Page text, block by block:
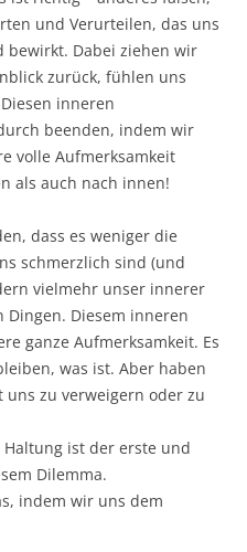
und Verurteilen, das uns
bewirkt. Dabei ziehen wir
zurück, fühlen uns
inneren
beenden, indem wir
volle Aufmerksamkeit
als auch nach innen!
dass es weniger die
schmerzlich sind (und
vielmehr unser innerer
Dingen. Diesem inneren
ganze Aufmerksamkeit. Es
was ist. Aber haben
zu verweigern oder zu
ist der erste und
Dilemma.
indem wir uns dem